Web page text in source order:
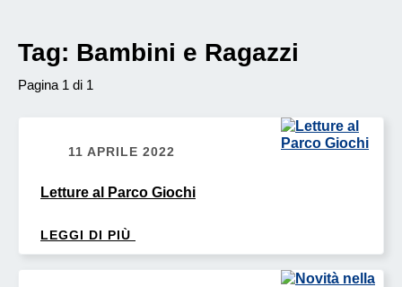
Tag: Bambini e Ragazzi
Pagina 1 di 1
11 APRILE 2022
Letture al Parco Giochi
LEGGI DI PIÙ